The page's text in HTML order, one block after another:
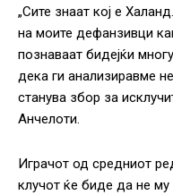
„Сите знаат кој е
на моите дефанзивци
познаваат бидејќи
дека ги анализиравме
станува збор за
Анчелоти.
Играчот од средниот
клучот ќе биде да не